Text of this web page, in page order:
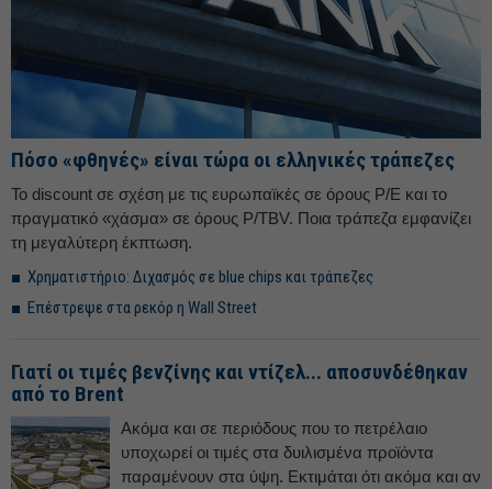
Πόσο «φθηνές» είναι τώρα οι ελληνικές τράπεζες
Το discount σε σχέση με τις ευρωπαϊκές σε όρους Ρ/Ε και το
πραγματικό «χάσμα» σε όρους Ρ/TBV. Ποια τράπεζα εμφανίζει
τη μεγαλύτερη έκπτωση.
Χρηματιστήριο: Διχασμός σε blue chips και τράπεζες
Επέστρεψε στα ρεκόρ η Wall Street
Γιατί οι τιμές βενζίνης και ντίζελ... αποσυνδέθηκαν
από το Brent
Ακόμα και σε περιόδους που το πετρέλαιο
υποχωρεί οι τιμές στα δυιλισμένα προϊόντα
παραμένουν στα ύψη. Εκτιμάται ότι ακόμα και αν